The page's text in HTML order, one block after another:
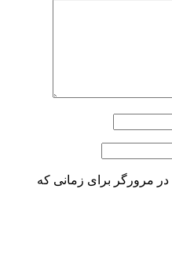
در مرورگر برای زمانی که